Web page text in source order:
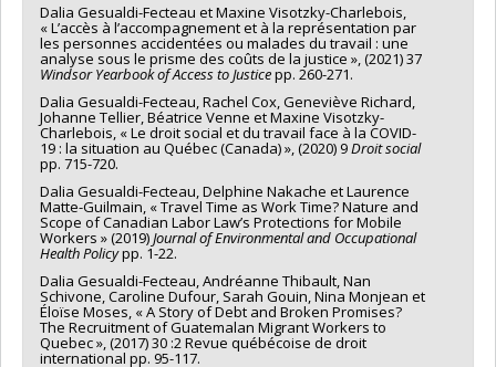
Dalia Gesualdi-Fecteau et Maxine Visotzky-Charlebois,
« L’accès à l’accompagnement et à la représentation par
les personnes accidentées ou malades du travail : une
analyse sous le prisme des coûts de la justice », (2021) 37
Windsor Yearbook of Access to Justicepp. 260-271.
Dalia Gesualdi-Fecteau, Rachel Cox, Geneviève Richard,
Johanne Tellier, Béatrice Venne et Maxine Visotzky-
Charlebois, « Le droit social et du travail face à la COVID-
19 : la situation au Québec (Canada) », (2020) 9Droit social
pp. 715-720.
Dalia Gesualdi-Fecteau, Delphine Nakache et Laurence
Matte-Guilmain, « Travel Time as Work Time? Nature and
Scope of Canadian Labor Law’s Protections for Mobile
Workers » (2019)Journal of Environmental and Occupational
Health Policypp. 1-22.
Dalia Gesualdi-Fecteau, Andréanne Thibault, Nan
Schivone, Caroline Dufour, Sarah Gouin, Nina Monjean et
Éloïse Moses, « A Story of Debt and Broken Promises?
The Recruitment of Guatemalan Migrant Workers to
Quebec », (2017) 30 :2 Revue québécoise de droit
international pp. 95-117.